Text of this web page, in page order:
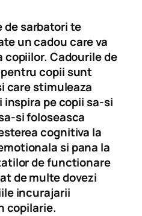
sarbatori te
un cadou care va
Cadourile de
copii sunt
care stimuleaza
pe copii sa-si
si foloseasca
cognitiva la
si pana la
de functionare
de multe dovezi
incurajarii
copilarie.